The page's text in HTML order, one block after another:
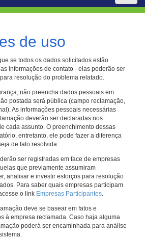
de uso
se todos os dados solicitados estão
informações de contato - elas poderão ser
resolução do problema relatado.
não preencha dados pessoais em
postada será pública (campo reclamação,
As informações pessoais necessárias
deverão ser declaradas nos
cada assunto. O preenchimento dessas
entretanto, ele pode fazer a diferença
de fato resolvida.
ser registradas em face de empresas
que previamente assumiram
analisar e investir esforços para resolução
Para saber quais empresas participam
o link Empresas Participantes.
deve se basear em fatos e
à empresa reclamada. Caso haja alguma
poderá ser encaminhada para análise